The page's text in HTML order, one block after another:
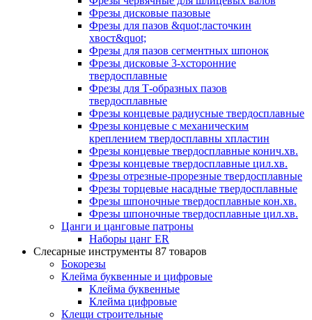
Фрезы дисковые пазовые
Фрезы для пазов &quot;ласточкин
хвост&quot;
Фрезы для пазов сегментных шпонок
Фрезы дисковые 3-хсторонние
твердосплавные
Фрезы для Т-образных пазов
твердосплавные
Фрезы концевые радиусные твердосплавные
Фрезы концевые с механическим
креплением твердосплавны хпластин
Фрезы концевые твердосплавные конич.хв.
Фрезы концевые твердосплавные цил.хв.
Фрезы отрезные-прорезные твердосплавные
Фрезы торцевые насадные твердосплавные
Фрезы шпоночные твердосплавные кон.хв.
Фрезы шпоночные твердосплавные цил.хв.
Цанги и цанговые патроны
Наборы цанг ER
Слесарные инструменты 87 товаров
Бокорезы
Клейма буквенные и цифровые
Клейма буквенные
Клейма цифровые
Клещи строительные